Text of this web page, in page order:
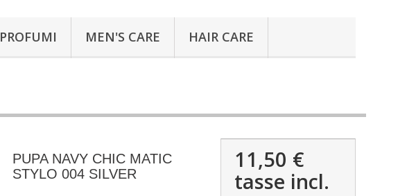
PROFUMI MEN'S CARE HAIR CARE
PUPA NAVY CHIC MATIC
STYLO 004 SILVER
11,50 €
tasse incl.